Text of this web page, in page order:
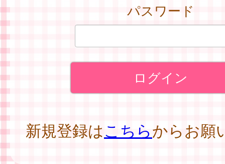
パスワード
新規登録はこちらからお願